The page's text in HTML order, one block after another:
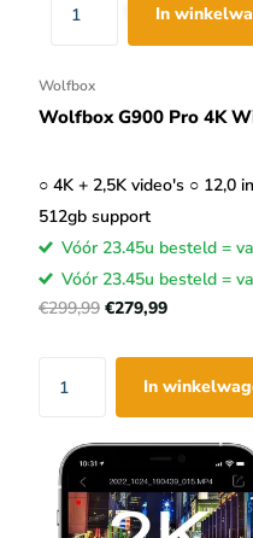
In
Wolfbox
Wolfbox G900 Pro 4K
○ 4K + 2,5K video's ○ 12,0
512gb support
Vóór 23.45u besteld =
Vóór 23.45u besteld =
€299,99 €279,99
In